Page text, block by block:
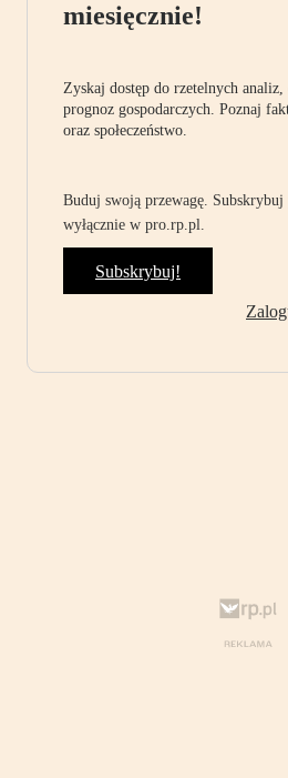
miesięcznie!
Zyskaj dostęp do rzetelnych
prognoz gospodarczych. Poznaj
oraz społeczeństwo.
Buduj swoją przewagę.
wyłącznie w pro.rp.pl.
Subskrybuj!